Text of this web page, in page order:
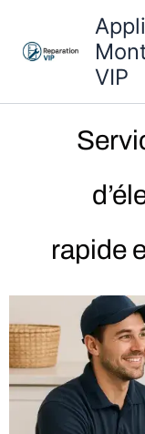
content
VIP
rapide